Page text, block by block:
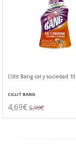
Cillit Bang cal y suciedad
CILLIT BANG
4,69€ 5,99€